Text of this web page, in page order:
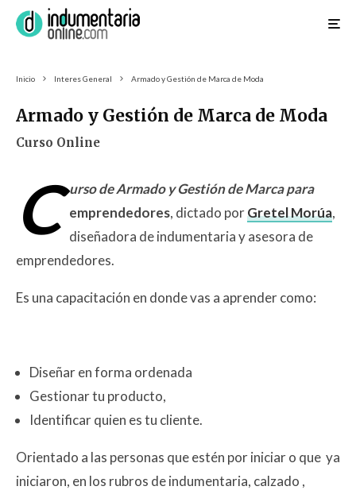
Inicio Interes General Armado y Gestión de Marca de Moda
Armado y Gestión de Marca de Moda
Curso Online
C urso de Armado y Gestión de Marca para
emprendedores, dictado porGretel Morúa,
diseñadora de indumentaria y asesora de
emprendedores.
Es una capacitación en donde vas a aprender como:
Diseñar en forma ordenada
Gestionar tu producto,
Identificar quien es tu cliente.
Orientado a las personas que estén por iniciar o que ya
iniciaron, en los rubros de indumentaria, calzado ,